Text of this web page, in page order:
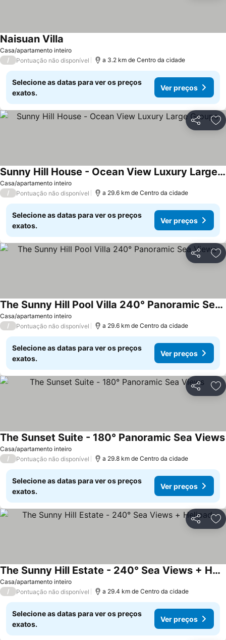
Casa/apartamento inteiro
Naisuan Villa
/ Pontuação não disponível a 3.2 km de Centro da cidade
Selecione as datas para ver os preços
exatos.
Ver preços
Partilhar
Casa/apartamento inteiro
Sunny Hill House - Ocean View Luxury Large Groups
Ver preços
/ Pontuação não disponível a 29.6 km de Centro da cidade
Selecione as datas para ver os preços
exatos.
Ver preços
Partilhar
Casa/apartamento inteiro
The Sunny Hill Pool Villa 240° Panoramic Sea Views
Ver preços
/ Pontuação não disponível a 29.6 km de Centro da cidade
Selecione as datas para ver os preços
exatos.
Ver preços
Partilhar
Casa/apartamento inteiro
The Sunset Suite - 180° Panoramic Sea Views
/ Pontuação não disponível a 29.8 km de Centro da cidade
Selecione as datas para ver os preços
exatos.
Ver preços
Partilhar
Casa/apartamento inteiro
The Sunny Hill Estate - 240° Sea Views + Helipad
Ver preços
/ Pontuação não disponível a 29.4 km de Centro da cidade
Selecione as datas para ver os preços
exatos.
Ver preços